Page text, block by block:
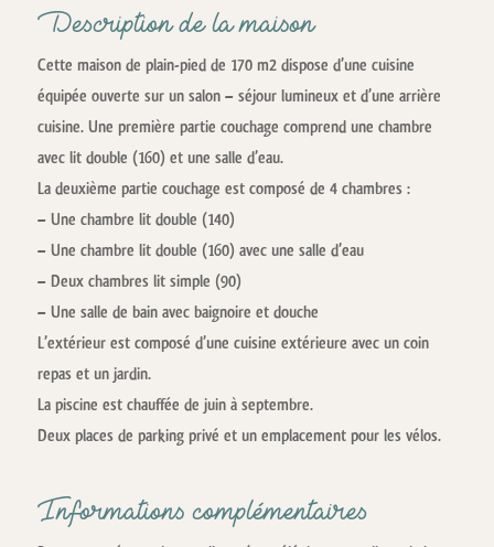
Description de la maison
Cette maison de plain-pied de 170 m2 dispose d’une cuisine
équipée ouverte sur un salon – séjour lumineux et d’une arrière
cuisine. Une première partie couchage comprend une chambre
avec lit double (160) et une salle d’eau.
La deuxième partie couchage est composé de 4 chambres :
– Une chambre lit double (140)
– Une chambre lit double (160) avec une salle d’eau
– Deux chambres lit simple (90)
– Une salle de bain avec baignoire et douche
L’extérieur est composé d’une cuisine extérieure avec un coin
repas et un jardin.
La piscine est chauffée de juin à septembre.
Deux places de parking privé et un emplacement pour les vélos.
Informations complémentaires